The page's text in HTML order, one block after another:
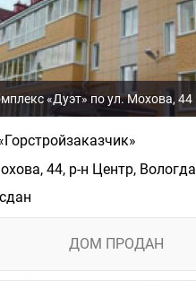
«Дуэт» по ул. Мохова, 44
44, р-н Центр, Вологда
ДОМ ПРОДАН